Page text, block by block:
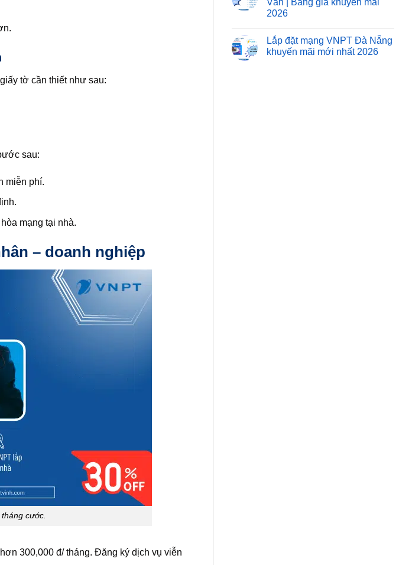
tờ cần thiết như sau:
sau:
miễn phí.
mạng tại nhà.
– doanh nghiệp
cước.
300,000 đ/ tháng. Đăng ký dịch vụ viễn
2026
Lắp đặt mạng VNPT Đà Nẵng
khuyến mãi mới nhất 2026